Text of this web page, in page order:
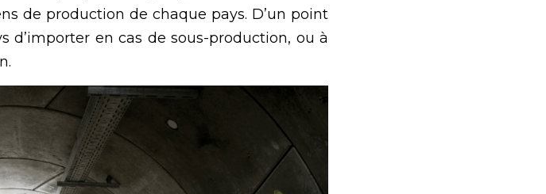
de production de chaque pays. D’un point
en cas de sous-production, ou à